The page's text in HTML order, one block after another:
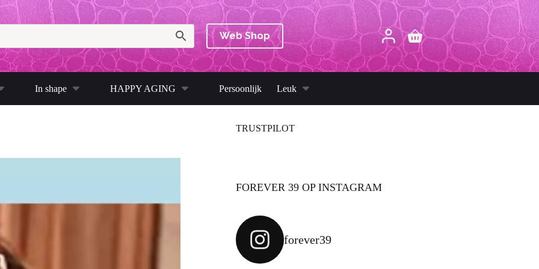
Web Shop Winkelwagen
In shape HAPPY AGING Persoonlijk Leuk
TRUSTPILOT
FOREVER 39 OP INSTAGRAM
forever39